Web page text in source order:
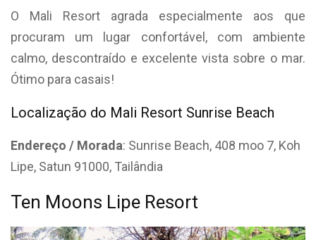
O Mali Resort agrada especialmente aos que
procuram um lugar confortável, com ambiente
calmo, descontraído e excelente vista sobre o mar.
Ótimo para casais!
Localização do Mali Resort Sunrise Beach
Endereço / Morada: Sunrise Beach, 408 moo 7, Koh
Lipe, Satun 91000, Tailândia
Ten Moons Lipe Resort